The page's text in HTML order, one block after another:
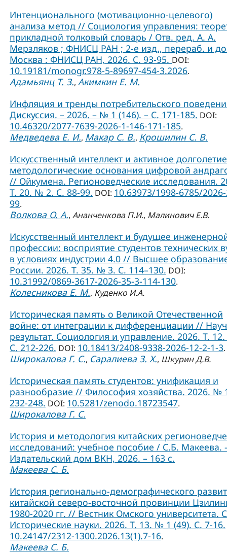
Интенционального (мотивационно-целевого)
анализа метод // Социология управления:
прикладной толковый словарь / Отв. ред. А. А.
Мерзляков ; ФНИСЦ РАН ; 2-е изд., перераб. и
Москва : ФНИСЦ РАН, 2026. С. 93-95. DOI:
10.19181/monogr.978-5-89697-454-3.2026.
Адамьянц Т. З., Акимкин Е. М.
Инфляция и тренды потребительского
Дискуссия. – 2026. – № 1 (146). – С. 171-185. DOI:
10.46320/2077-7639-2026-1-146-171-185.
Медведева Е. И., Макар С. В., Крошилин С. В.
Искусственный интеллект и активное
методологические основания цифровой
// Ойкумена. Регионоведческие исследования.
Т. 20. № 2. С. 88-99. DOI: 10.63973/1998-6785/
99.
Волкова О. А., Ананченкова П.И., Малинович Е.В.
Искусственный интеллект и будущее
профессии: восприятие студентов технических
в условиях индустрии 4.0 // Высшее
России. 2026. Т. 35. № 3. С. 114–130. DOI:
10.31992/0869-3617-2026-35-3-114-130.
Колесникова Е. М., Куденко И.А.
Историческая память о Великой Отечественной
войне: от интеграции к дифференциации //
результат. Социология и управление. 2026. Т.
С. 212-226. DOI: 10.18413/2408-9338-2026-12-2-1-3.
Широкалова Г. С., Саралиева З. Х., Шкурин Д.В.
Историческая память студентов: унификация и
разнообразие // Философия хозяйства. 2026. №
232-248. DOI: 10.5281/zenodo.18723547.
Широкалова Г. С.
История и методология китайских
исследований: учебное пособие / С.Б. Макеева.
Издательский дом ВКН, 2026. – 163 с.
Макеева С. Б.
История регионально-демографического
китайской северо-восточной провинции
1980-2020 гг. // Вестник Омского университета.
Исторические науки. 2026. Т. 13. № 1 (49). С. 7-16.
10.24147/2312-1300.2026.13(1).7-16.
Макеева С. Б.